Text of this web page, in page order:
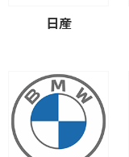
日産